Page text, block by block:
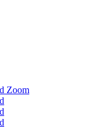
Zoom